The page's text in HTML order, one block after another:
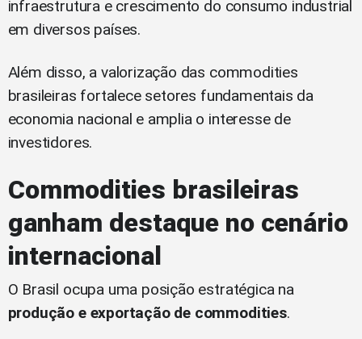
infraestrutura e crescimento do consumo industrial
em diversos países.
Além disso, a valorização das commodities
brasileiras fortalece setores fundamentais da
economia nacional e amplia o interesse de
investidores.
Commodities brasileiras
ganham destaque no cenário
internacional
O Brasil ocupa uma posição estratégica na
produção e exportação de commodities.